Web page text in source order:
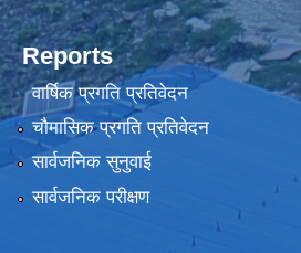
Reports
वार्षिक प्रगति प्रतिवेदन
चौमासिक प्रगति प्रतिवेदन
सार्वजनिक सुनुवाई
सार्वजनिक परीक्षण